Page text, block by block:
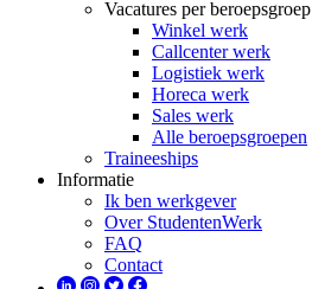
Vacatures per beroepsgroep
Winkel werk
Callcenter werk
Logistiek werk
Horeca werk
Sales werk
Alle beroepsgroepen
Traineeships
Informatie
Ik ben werkgever
Over StudentenWerk
FAQ
Contact